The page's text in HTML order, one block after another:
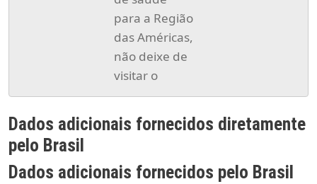
para a Região
das Américas,
não deixe de
visitar o
Dados adicionais fornecidos diretamente
pelo Brasil
Dados adicionais fornecidos pelo Brasil